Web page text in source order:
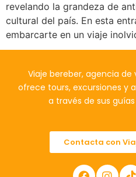
revelando la grandeza de
cultural del país. En esta
embarcarte en un viaje
Viaje bereber, agencia de
ofrece tours, excursiones y
a través de sus
Contacta con